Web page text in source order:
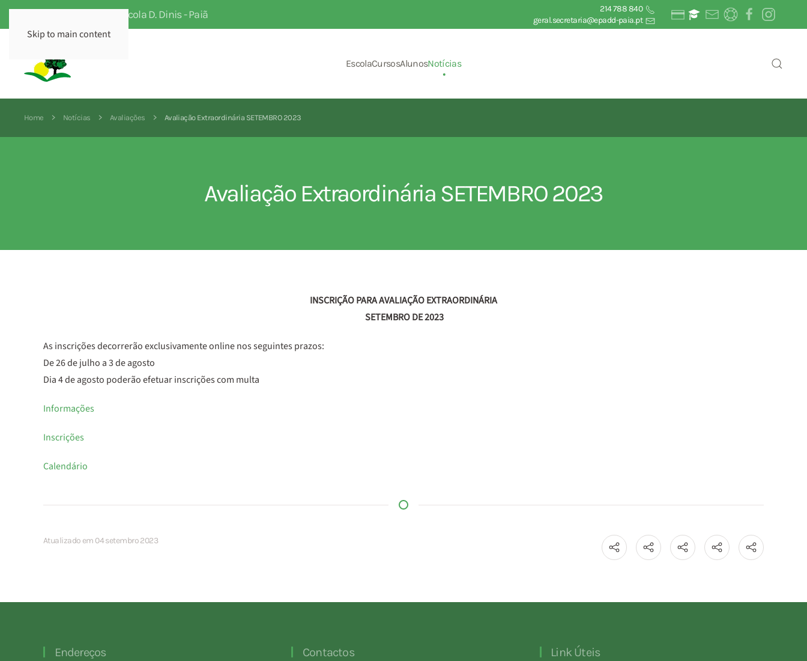
Skip to main content
Escola Profissional Agrícola D. Dinis - Paiã
214 788 840
geral.secretaria@epadd-paia.pt
EscolaCursosAlunosNotícias
Home Notícias Avaliações Avaliação Extraordinária SETEMBRO 2023
Avaliação Extraordinária SETEMBRO 2023
INSCRIÇÃO PARA AVALIAÇÃO EXTRAORDINÁRIA
SETEMBRO DE 2023
As inscrições decorrerão exclusivamente online nos seguintes prazos:
De 26 de julho a 3 de agosto
Dia 4 de agosto poderão efetuar inscrições com multa
Informações
Inscrições
Calendário
Atualizado em 04 setembro 2023
Endereços Contactos Link Úteis